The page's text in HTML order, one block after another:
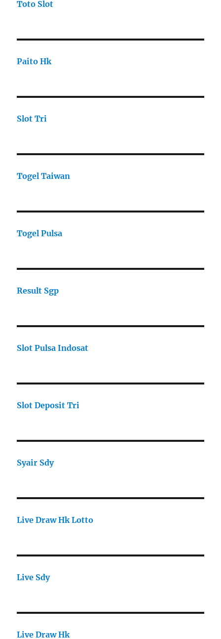
Toto Slot
Paito Hk
Slot Tri
Togel Taiwan
Togel Pulsa
Result Sgp
Slot Pulsa Indosat
Slot Deposit Tri
Syair Sdy
Live Draw Hk Lotto
Live Sdy
Live Draw Hk